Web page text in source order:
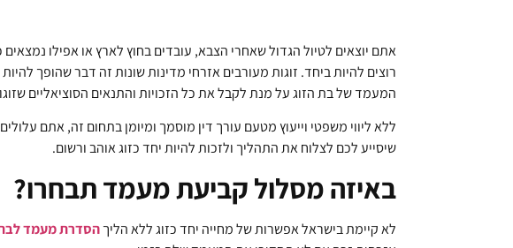
אתם יוצאים לטיול הגדול שאחרי הצבא, עובדים בחוץ לארץ או אפילו
רוצים להיות ביחד. זוגות מעורבים אזרחי מדינות שונות זה דבר שהופך
המעמד של בת הזוג על מנת לקבל את כל הזכויות והתנאים הסוציאליים
ללא ליווי משפטי וייעוץ מטעם עורך דין מוסמך ומיומן בתחום זה, אתם
שיסייע לכם לצלוח את התהליך ולזכות להיות יחד כזוג אוהב ורשום.
באיזה מסלול קביעת מעמד תבחרו?
לא קיימת בישראל אפשרות של מחייה יחד כזוג ללא הליךהסדרת מעמד לבת